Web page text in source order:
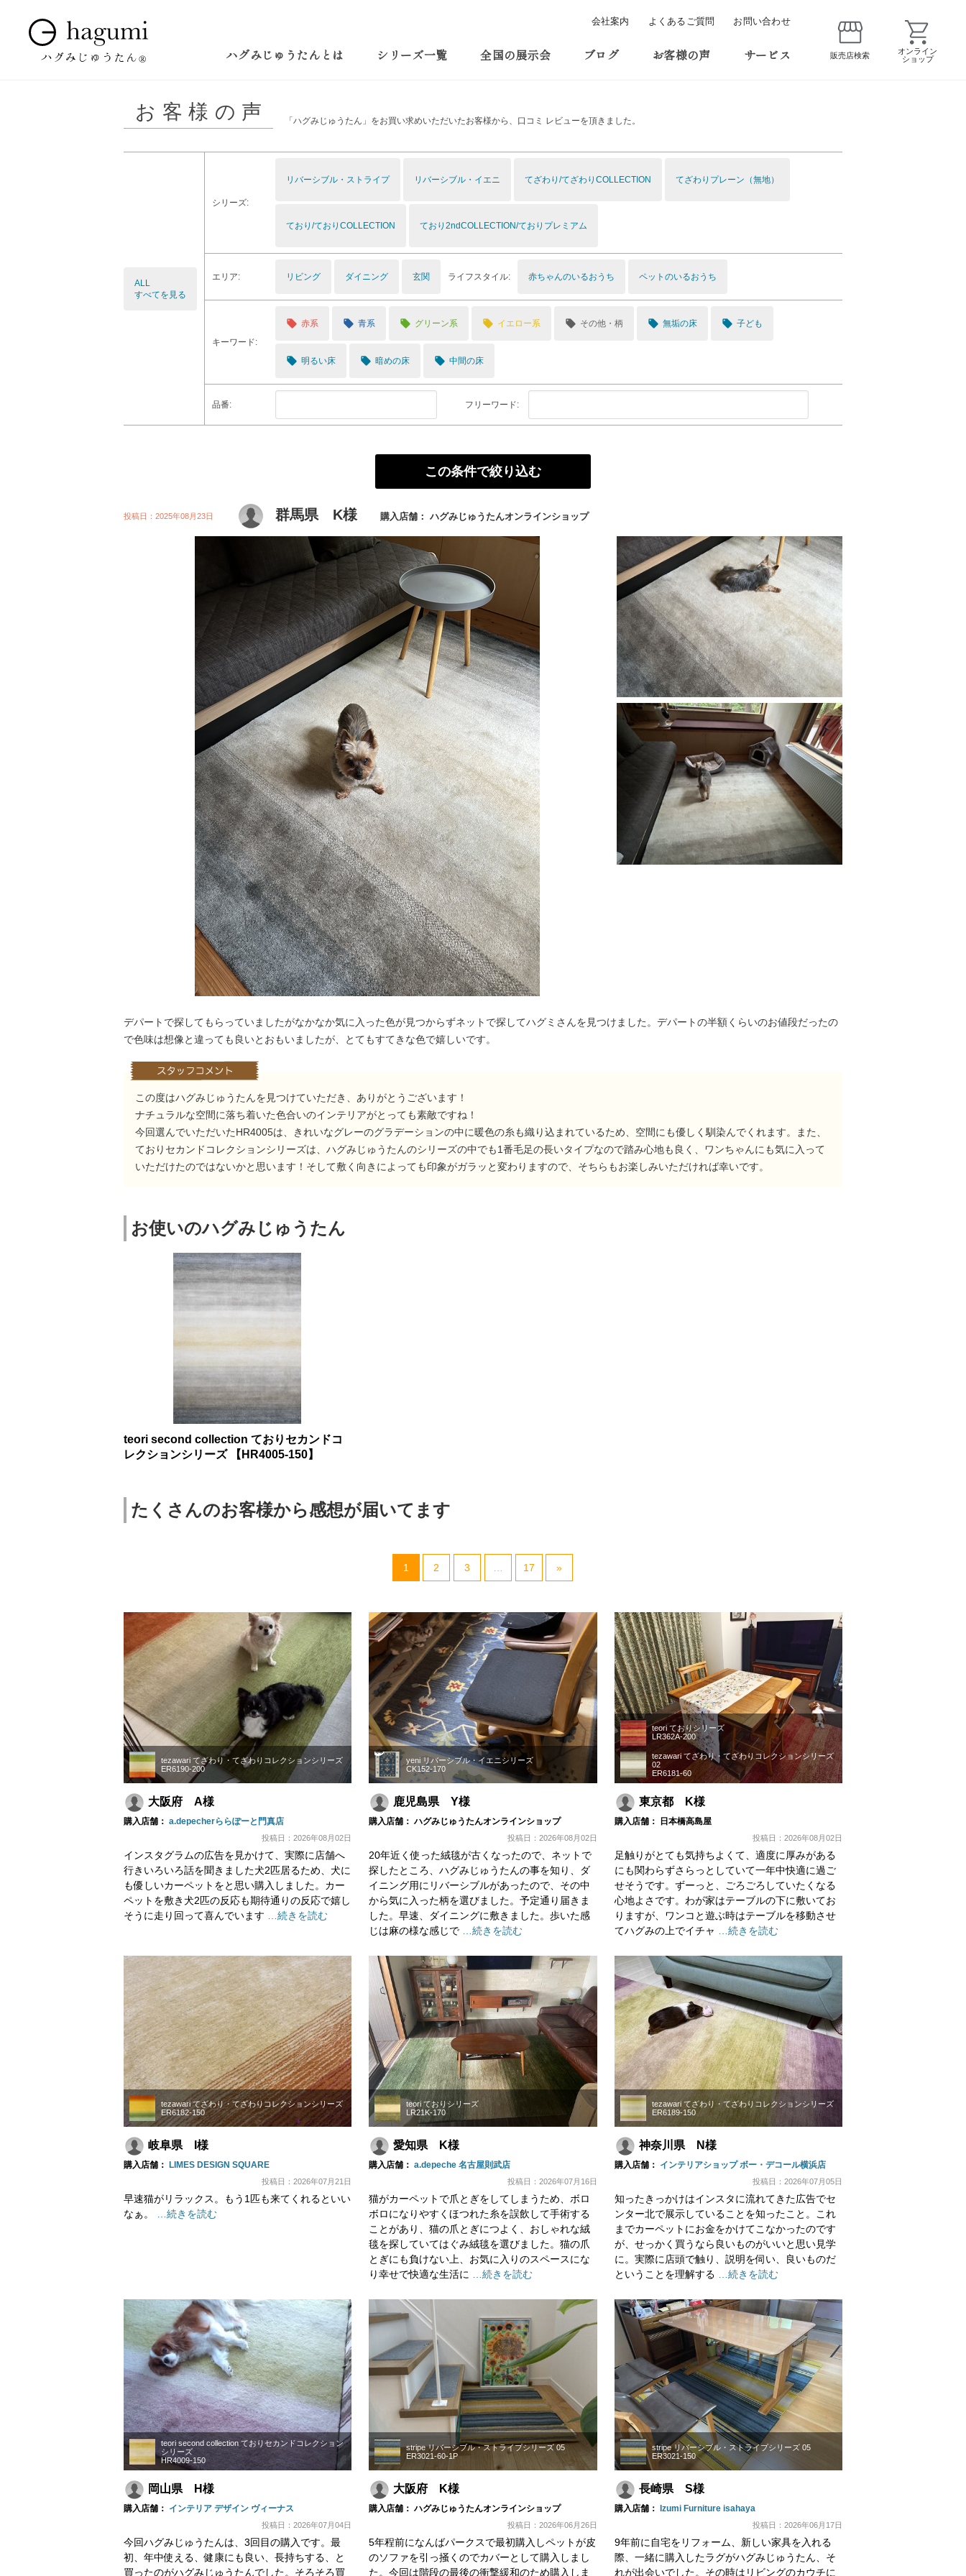
ハグみじゅうたんとは シリーズ一覧 全国の展示会 ブログ お客様の声 サービス
会社案内 よくあるご質問 お問い合わせ
販売店検索
オンライン
ショップ
お客様の声 「ハグみじゅうたん」をお買い求めいただいたお客様から、口コミ レビューを頂きました。
ALL
すべてを見る
シリーズ:
リバーシブル・ストライプ リバーシブル・イエニ てざわり/てざわりCOLLECTION てざわりプレーン（無地）
ており/ておりCOLLECTION ており2ndCOLLECTION/ておりプレミアム
エリア: リビング ダイニング 玄関 ライフスタイル: 赤ちゃんのいるおうち ペットのいるおうち
キーワード:
local_offer 赤系 local_offer 青系 local_offer グリーン系 local_offer イエロー系 local_offer その他・柄 local_offer 無垢の床 local_offer 子ども
local_offer 明るい床 local_offer 暗めの床 local_offer 中間の床
品番: フリーワード:
投稿日：2025年08月23日 群馬県 K様 購入店舗： ハグみじゅうたんオンラインショップ
デパートで探してもらっていましたがなかなか気に入った色が見つからずネットで探してハグミさんを見つけました。デパートの半額くらいのお値段だったの
で色味は想像と違っても良いとおもいましたが、とてもすてきな色で嬉しいです。
この度はハグみじゅうたんを見つけていただき、ありがとうございます！
ナチュラルな空間に落ち着いた色合いのインテリアがとっても素敵ですね！
今回選んでいただいたHR4005は、きれいなグレーのグラデーションの中に暖色の糸も織り込まれているため、空間にも優しく馴染んでくれます。また、
ておりセカンドコレクションシリーズは、ハグみじゅうたんのシリーズの中でも1番毛足の長いタイプなので踏み心地も良く、ワンちゃんにも気に入って
いただけたのではないかと思います！そして敷く向きによっても印象がガラッと変わりますので、そちらもお楽しみいただければ幸いです。
お使いのハグみじゅうたん
teori second collection ておりセカンドコ
レクションシリーズ 【HR4005-150】
たくさんのお客様から感想が届いてます
1 2 3 17 »
tezawari てざわり・てざわりコレクションシリーズ
ER6190-200
大阪府 A様
購入店舗： a.depecherららぽーと門真店
投稿日：2026年08月02日
インスタグラムの広告を見かけて、実際に店舗へ
行きいろいろ話を聞きました犬2匹居るため、犬に
も優しいカーペットをと思い購入しました。カー
ペットを敷き犬2匹の反応も期待通りの反応で嬉し
そうに走り回って喜んでいます
…続きを読む
yeni リバーシブル・イエニシリーズ
CK152-170
鹿児島県 Y様
購入店舗： ハグみじゅうたんオンラインショップ
投稿日：2026年08月02日
20年近く使った絨毯が古くなったので、ネットで
探したところ、ハグみじゅうたんの事を知り、ダ
イニング用にリバーシブルがあったので、その中
から気に入った柄を選びました。予定通り届きま
した。早速、ダイニングに敷きました。歩いた感
じは麻の様な感じで
…続きを読む
teori ておりシリーズ
LR362A-200
tezawari てざわり・てざわりコレクションシリーズ
02
ER6181-60
東京都 K様
購入店舗： 日本橋高島屋
投稿日：2026年08月02日
足触りがとても気持ちよくて、適度に厚みがある
にも関わらずさらっとしていて一年中快適に過ご
せそうです。ずーっと、ごろごろしていたくなる
心地よさです。わが家はテーブルの下に敷いてお
りますが、ワンコと遊ぶ時はテーブルを移動させ
てハグみの上でイチャ
…続きを読む
tezawari てざわり・てざわりコレクションシリーズ
ER6182-150
岐阜県 I様
購入店舗： LIMES DESIGN SQUARE
投稿日：2026年07月21日
早速猫がリラックス。もう1匹も来てくれるといい
なぁ。
…続きを読む
teori ておりシリーズ
LR21K-170
愛知県 K様
購入店舗：a.depeche 名古屋則武店
投稿日：2026年07月16日
猫がカーペットで爪とぎをしてしまうため、ボロ
ボロになりやすくほつれた糸を誤飲して手術する
ことがあり、猫の爪とぎにつよく、おしゃれな絨
毯を探していてはぐみ絨毯を選びました。猫の爪
とぎにも負けない上、お気に入りのスペースにな
り幸せで快適な生活に
…続きを読む
tezawari てざわり・てざわりコレクションシリーズ
ER6189-150
神奈川県 N様
購入店舗： インテリアショップ ボー・デコール横浜店
投稿日：2026年07月05日
知ったきっかけはインスタに流れてきた広告でセ
ンター北で展示していることを知ったこと。これ
までカーペットにお金をかけてこなかったのです
が、せっかく買うなら良いものがいいと思い見学
に。実際に店頭で触り、説明を伺い、良いものだ
ということを理解する
…続きを読む
teori second collection ておりセカンドコレクション
シリーズ
HR4009-150
岡山県 H様
購入店舗： インテリア デザイン ヴィーナス
投稿日：2026年07月04日
今回ハグみじゅうたんは、3回目の購入です。最
初、年中使える、健康にも良い、長持ちする、と
買ったのがハグみじゅうたんでした。そろそろ買
stripe リバーシブル・ストライプシリーズ 05
ER3021-60-1P
大阪府 K様
購入店舗： ハグみじゅうたんオンラインショップ
投稿日：2026年06月26日
5年程前になんばパークスで最初購入しペットが皮
のソファを引っ掻くのでカバーとして購入しまし
た。今回は階段の最後の衝撃緩和のため購入しま
stripe リバーシブル・ストライプシリーズ 05
ER3021-150
長崎県 S様
購入店舗： Izumi Furniture isahaya
投稿日：2026年06月17日
9年前に自宅をリフォーム、新しい家具を入れる
際、一緒に購入したラグがハグみじゅうたん、そ
れが出会いでした。その時はリビングのカウチに